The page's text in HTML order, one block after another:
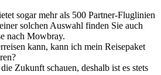
sogar mehr als 500 Partner-Fluglinien
solchen Auswahl finden Sie auch
nach Mowbray.
kann, kann ich mein Reisepaket
Zukunft schauen, deshalb ist es stets